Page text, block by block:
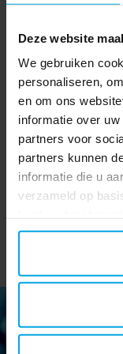
Deze website
We gebruiken
personaliseren,
en om ons
informatie over
partners voor
partners kunnen
informatie die u
verzameld op
K-Pop Demon
Buttons 3
Prijs:€
€ 3,29